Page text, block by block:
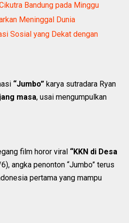
Bandung pada Minggu
Meninggal Dunia
Sosial yang Dekat dengan
“Jumbo” karya sutradara Ryan
masa, usai mengumpulkan
film horor viral “KKN di Desa
angka penonton “Jumbo” terus
pertama yang mampu